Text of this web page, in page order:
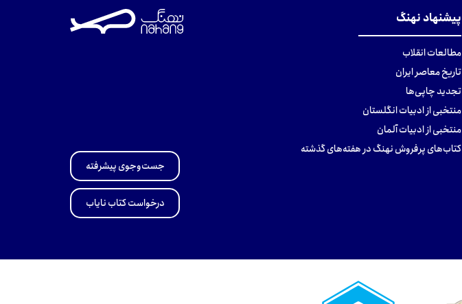
پیشنهاد نهنگ
مطالعات انقلاب
تاریخ معاصر ایران
تجدید چاپی‌ها
منتخبی از ادبیات انگلستان
منتخبی از ادبیات آلمان
کتاب‌های پرفروش نهنگ در هفته‌های گذشته
جست‌وجوی پیشرفته
درخواست کتاب نایاب